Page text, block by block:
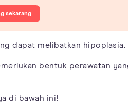
sekarang
dapat melibatkan hipoplasia.
bentuk perawatan
di bawah ini!